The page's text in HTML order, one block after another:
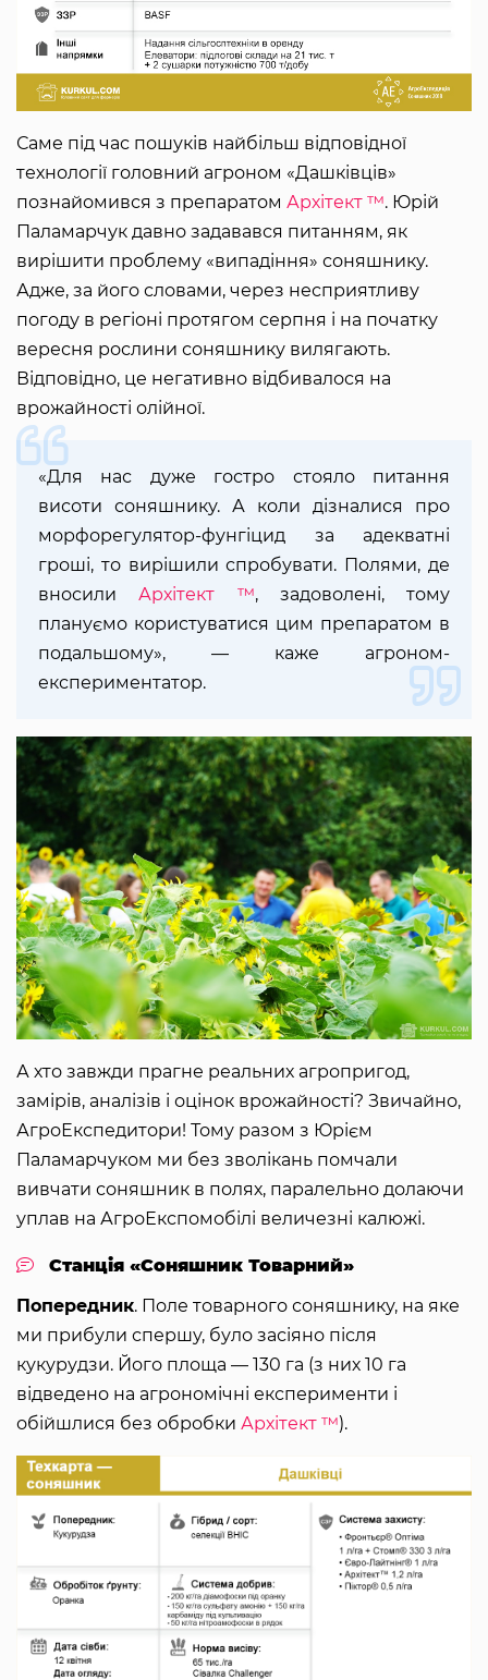
Саме під час пошуків найбільш відповідної
технології головний агроном «Дашківців»
познайомився з препаратом Архітект ™. Юрій
Паламарчук давно задавався питанням, як
вирішити проблему «випадіння» соняшнику.
Адже, за його словами, через несприятливу
погоду в регіоні протягом серпня і на початку
вересня рослини соняшнику вилягають.
Відповідно, це негативно відбивалося на
врожайності олійної.
«Для нас дуже гостро стояло питання
висоти соняшнику. А коли дізналися про
морфорегулятор-фунгіцид за адекватні
гроші, то вирішили спробувати. Полями, де
вносилиАрхітект ™, задоволені, тому
плануємо користуватися цим препаратом в
подальшому», — каже агроном-
експериментатор.
А хто завжди прагне реальних агропригод,
замірів, аналізів і оцінок врожайності? Звичайно,
АгроЕкспедитори! Тому разом з Юрієм
Паламарчуком ми без зволікань помчали
вивчати соняшник в полях, паралельно долаючи
уплав на АгроЕкспомобілі величезні калюжі.
Станція «Соняшник Товарний»
Попередник. Поле товарного соняшнику, на яке
ми прибули спершу, було засіяно після
кукурудзи. Його площа — 130 га (з них 10 га
відведено на агрономічні експерименти і
обійшлися без обробки Архітект ™).